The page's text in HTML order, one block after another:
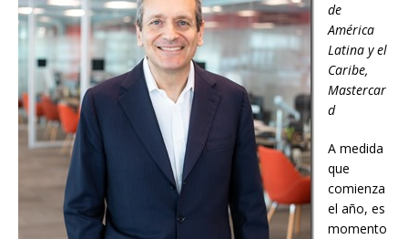
de
América
Latina y el
Caribe,
Mastercar
d
A medida
que
comienza
el año, es
momento